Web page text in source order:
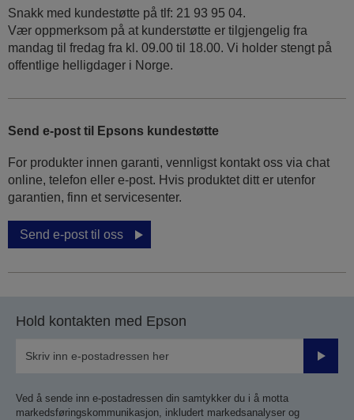
Snakk med kundestøtte på tlf: 21 93 95 04.
Vær oppmerksom på at kunderstøtte er tilgjengelig fra
mandag til fredag fra kl. 09.00 til 18.00. Vi holder stengt på
offentlige helligdager i Norge.
Send e-post til Epsons kundestøtte
For produkter innen garanti, vennligst kontakt oss via chat
online, telefon eller e-post. Hvis produktet ditt er utenfor
garantien, finn et servicesenter.
Send e-post til oss
Hold kontakten med Epson
Send
Ved å sende inn e-postadressen din samtykker du i å motta
markedsføringskommunikasjon, inkludert markedsanalyser og